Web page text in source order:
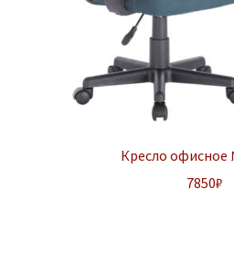
Кресло офисное
7850₽